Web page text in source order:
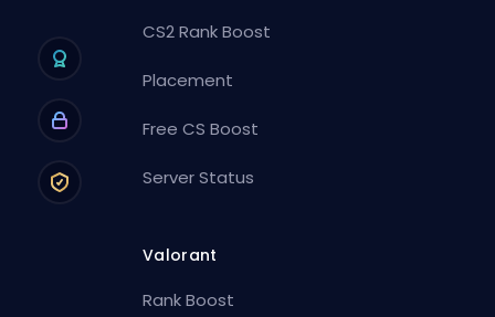
CS2 Rank Boost
Placement
Free CS Boost
Server Status
Valorant
Rank Boost